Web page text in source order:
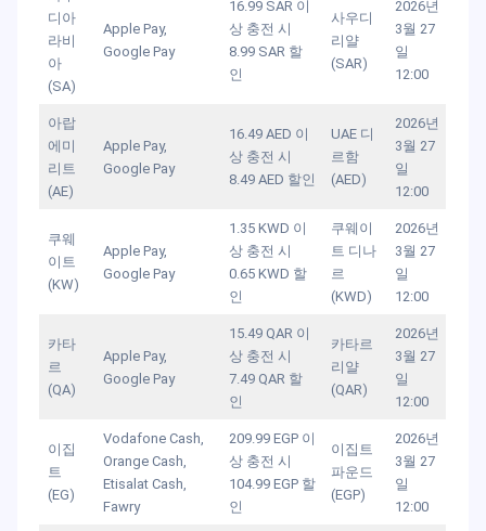
디아
라비
아
(SA)
Apple Pay,
Google Pay
16.99 SAR 이
상 충전 시
8.99 SAR 할
인
사우디
리얄
(SAR)
2026년
3월 27
일
12:00
아랍
에미
리트
(AE)
Apple Pay,
Google Pay
16.49 AED 이
상 충전 시
8.49 AED 할인
UAE 디
르함
(AED)
2026년
3월 27
일
12:00
쿠웨
이트
(KW)
Apple Pay,
Google Pay
1.35 KWD 이
상 충전 시
0.65 KWD 할
인
쿠웨이
트 디나
르
(KWD)
2026년
3월 27
일
12:00
카타
르
(QA)
Apple Pay,
Google Pay
15.49 QAR 이
상 충전 시
7.49 QAR 할
인
카타르
리얄
(QAR)
2026년
3월 27
일
12:00
이집
트
(EG)
Vodafone Cash,
Orange Cash,
Etisalat Cash,
Fawry
209.99 EGP 이
상 충전 시
104.99 EGP 할
인
이집트
파운드
(EGP)
2026년
3월 27
일
12:00